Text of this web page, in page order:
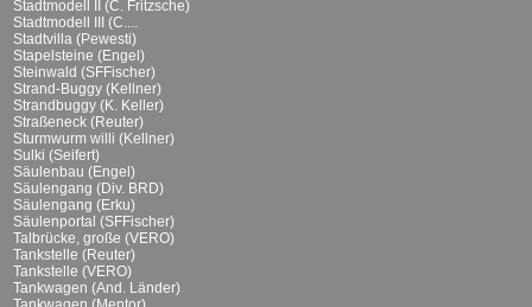
Stadtmodell II (C. Fritzsche)
Stadtmodell III (C....
Stadtvilla (Pewesti)
Stapelsteine (Engel)
Steinwald (SFFischer)
Strand-Buggy (Kellner)
Strandbuggy (K. Keller)
Straßeneck (Reuter)
Sturmwurm willi (Kellner)
Sulki (Seifert)
Säulenbau (Engel)
Säulengang (Div. BRD)
Säulengang (Erku)
Säulenportal (SFFischer)
Talbrücke, große (VERO)
Tankstelle (Reuter)
Tankstelle (VERO)
Tankwagen (And. Länder)